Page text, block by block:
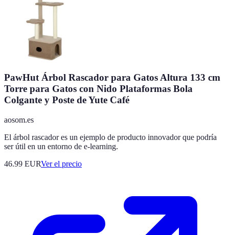
PawHut Árbol Rascador para Gatos Altura 133 cm
Torre para Gatos con Nido Plataformas Bola
Colgante y Poste de Yute Café
aosom.es
El árbol rascador es un ejemplo de producto innovador que podría
ser útil en un entorno de e-learning.
46.99 EURVer el precio